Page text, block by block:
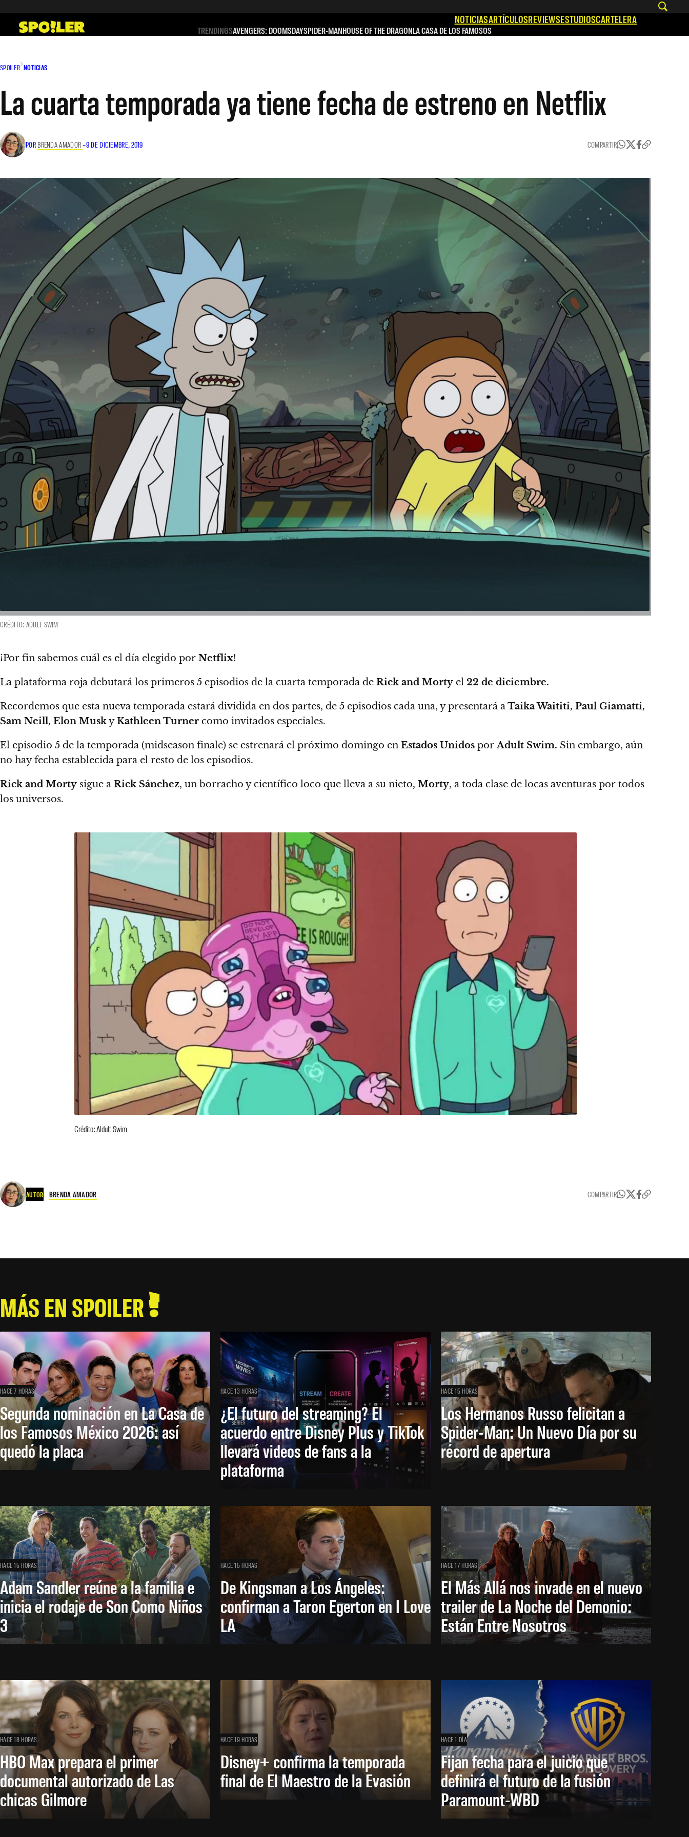
contenido
NOTICIASARTÍCULOSREVIEWSESTUDIOSCARTELERA
TRENDINGSAVENGERS: DOOMSDAYSPIDER-MANHOUSE OF THE DRAGONLA CASA DE LOS FAMOSOS
SPOILER NOTICIAS
La cuarta temporada ya tiene fecha de estreno en Netflix
POR BRENDA AMADOR–9 DE DICIEMBRE, 2019 COMPARTIR
CRÉDITO: ADULT SWIM
¡Por fin sabemos cuál es el día elegido por Netflix!
La plataforma roja debutará los primeros 5 episodios de la cuarta temporada de Rick and Morty el 22 de diciembre.
Recordemos que esta nueva temporada estará dividida en dos partes, de 5 episodios cada una, y presentará aTaika Waititi, Paul Giamatti,
Sam Neill, Elon MuskyKathleen Turner como invitados especiales.
El episodio 5 de la temporada (midseason finale) se estrenará el próximo domingo en Estados Unidos porAdult Swim. Sin embargo, aún
no hay fecha establecida para el resto de los episodios.
Rick and Morty sigue a Rick Sánchez, un borracho y científico loco que lleva a su nieto, Morty, a toda clase de locas aventuras por todos
los universos.
Crédito: Aldult Swim
AUTOR BRENDA AMADOR COMPARTIR
MÁS EN SPOILER
HACE 7 HORAS
Segunda nominación en La Casa de
los Famosos México 2026: así
quedó la placa
HACE 13 HORAS
¿El futuro del streaming? El
acuerdo entre Disney Plus y TikTok
llevará videos de fans a la
plataforma
HACE 15 HORAS
Los Hermanos Russo felicitan a
Spider-Man: Un Nuevo Día por su
récord de apertura
HACE 15 HORAS
Adam Sandler reúne a la familia e
inicia el rodaje de Son Como Niños
3
HACE 15 HORAS
De Kingsman a Los Ángeles:
confirman a Taron Egerton en I Love
LA
HACE 17 HORAS
El Más Allá nos invade en el nuevo
trailer de La Noche del Demonio:
Están Entre Nosotros
HACE 18 HORAS
HBO Max prepara el primer
documental autorizado de Las
chicas Gilmore
HACE 19 HORAS
Disney+ confirma la temporada
final de El Maestro de la Evasión
HACE 1 DÍA
Fijan fecha para el juicio que
definirá el futuro de la fusión
Paramount-WBD